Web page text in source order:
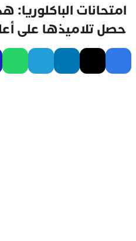
امتحانات
حصل تلاميذها على